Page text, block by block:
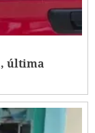
última